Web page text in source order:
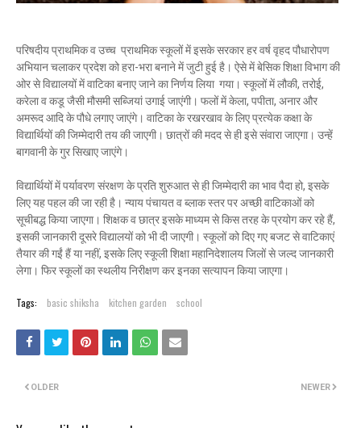
परिषदीय प्राथमिक व उच्च प्राथमिक स्कूलों में इसके सरकार हर वर्ष वृहद पौधारोपण
अभियान चलाकर प्रदेश को हरा-भरा बनाने में जुटी हुई है। ऐसे में बेसिक शिक्षा विभाग की
ओर से विद्यालयों में वाटिका बनाए जाने का निर्णय लिया गया। स्कूलों में लौकी, तरोई,
करेला व कडू जैसी मौसमी सब्जियां उगाई जाएंगी। फलों में केला, पपीता, अनार और
अमरूद आदि के पौधे लगाए जाएंगे। वाटिका के रखरखाव के लिए प्रत्येक कक्षा के
विद्यार्थियों की जिम्मेदारी तय की जाएगी। छात्रों की मदद से ही इसे संवारा जाएगा। उन्हें
बागवानी के गुर सिखाए जाएंगे।
विद्यार्थियों में पर्यावरण संरक्षण के प्रति शुरुआत से ही जिम्मेदारी का भाव पैदा हो, इसके
लिए यह पहल की जा रही है। न्याय पंचायत व ब्लाक स्तर पर अच्छी वाटिकाओं को
सूचीबद्ध किया जाएगा। शिक्षक व छात्र इसके माध्यम से किस तरह के प्रयोग कर रहे हैं,
इसकी जानकारी दूसरे विद्यालयों को भी दी जाएगी। स्कूलों को दिए गए बजट से वाटिकाएं
तैयार की गईं हैं या नहीं, इसके लिए स्कूली शिक्षा महानिदेशालय जिलों से जल्द जानकारी
लेगा। फिर स्कूलों का स्थलीय निरीक्षण कर इनका सत्यापन किया जाएगा।
Tags: basic shiksha kitchen garden school
NEWER
OLDER